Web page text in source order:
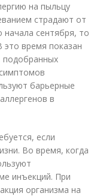
на пыльцу
страдают от
начала сентября, то
это время показан
подобранных
барьерные
в
если
Во время, когда
инъекций. При
организма на